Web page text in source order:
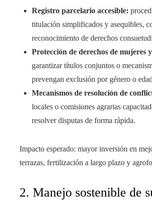
Registro parcelario accesible:
titulación simplificados y asequibles,
reconocimiento de derechos
Protección de derechos de mujeres
garantizar títulos conjuntos o
prevengan exclusión por género o
Mecanismos de resolución de
locales o comisiones agrarias
resolver disputas de forma rápida.
Impacto esperado: mayor inversión en
terrazas, fertilización a largo plazo y
2. Manejo sostenible de